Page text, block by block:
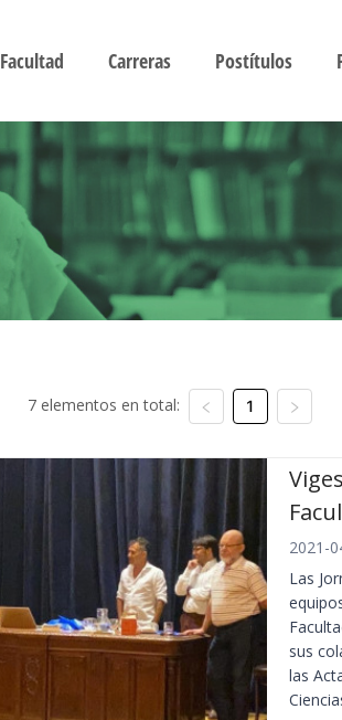
Facultad Carreras Postítulos
7 elementos en total: 1
2021-
Las
sus
las